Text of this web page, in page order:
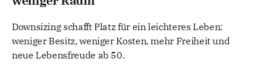
Downsizing schafft Platz für ein leichteres Leben:
weniger Besitz, weniger Kosten, mehr Freiheit und
neue Lebensfreude ab 50.